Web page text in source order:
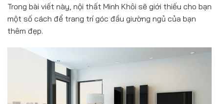
Trong bài viết này, nội thất Minh Khôi sẽ giới thiếu cho bạn
một số cách để trang trí góc đầu giường ngủ của bạn
thêm đẹp.